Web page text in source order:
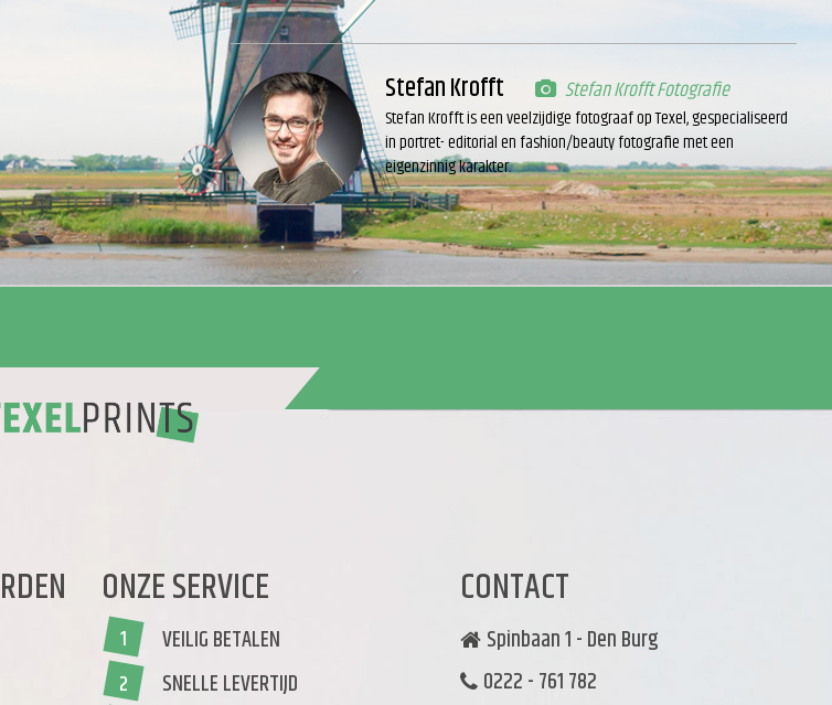
Stefan Krofft Stefan Krofft Fotografie
Stefan Krofft is een veelzijdige fotograaf op Texel, gespecialiseerd
in portret- editorial en fashion/beauty fotografie met een
eigenzinnig karakter.
ONZE SERVICE
1 VEILIG BETALEN
2 SNELLE LEVERTIJD
CONTACT
Spinbaan 1 - Den Burg
0222 - 761 782